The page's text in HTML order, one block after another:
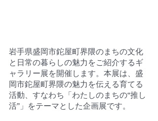
岩手県盛岡市鉈屋町界隈のまちの文化
と日常の暮らしの魅力をご紹介するギ
ャラリー展を開催します。本展は、盛
岡市鉈屋町界隈の魅力を伝える育てる
活動、すなわち「わたしのまちの“推し
活”」をテーマとした企画展です。